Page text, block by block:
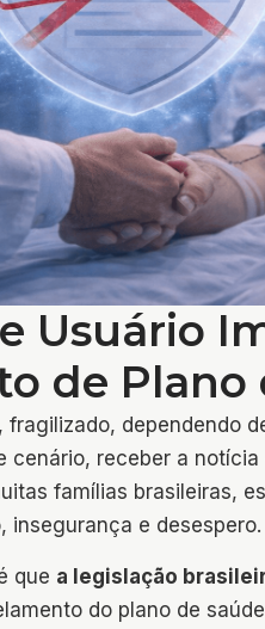
Usuário
de Plano
fragilizado, dependendo
receber a
famílias brasileiras,
insegurança e desespero.
que a legislação
do plano de